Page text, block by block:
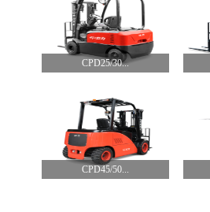
CPD25/30...
CPD45/50...